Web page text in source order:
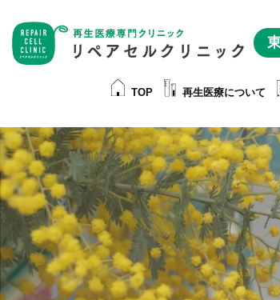
TOP 再生医療について